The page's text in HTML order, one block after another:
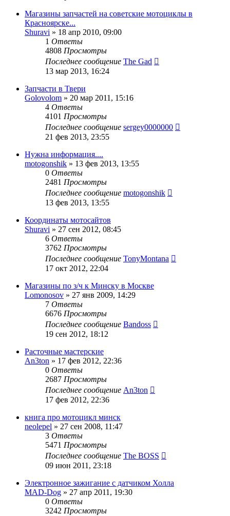
Магазины запчастей на советские мотоциклы в
Красноярске...
Shuravi » 18 апр 2010, 09:00
1 Ответы
4808 Просмотры
Последнее сообщение The Gad
13 мар 2013, 16:24
Запчасти в Твери
Golovolom » 20 мар 2011, 15:16
4 Ответы
4101 Просмотры
Последнее сообщение sergey0000000
21 фев 2013, 23:55
Нужна информация....
motogonshik » 13 фев 2013, 13:55
0 Ответы
2481 Просмотры
Последнее сообщение motogonshik
13 фев 2013, 13:55
Координаты мотосайтов
Shuravi » 27 сен 2012, 08:45
6 Ответы
3762 Просмотры
Последнее сообщение TonyMontana
17 окт 2012, 22:04
Магазины по з/ч к Минску в Москве
Lomonosov » 27 янв 2009, 14:29
7 Ответы
6676 Просмотры
Последнее сообщение Bandoss
19 сен 2012, 18:12
Расточные мастерские
An3ton » 17 фев 2012, 22:36
0 Ответы
2687 Просмотры
Последнее сообщение An3ton
17 фев 2012, 22:36
книга про мотоцикл минск
neolepel » 27 сен 2008, 11:47
3 Ответы
5471 Просмотры
Последнее сообщение The BOSS
09 июн 2011, 23:18
Электронное зажигание с датчиком Холла
MAD-Dog » 27 апр 2011, 19:30
0 Ответы
3242 Просмотры